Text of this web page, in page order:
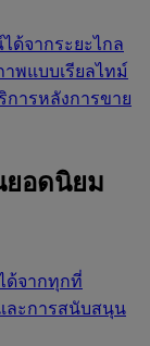
ด้จากระยะไกล
พแบบเรียลไทม์
การหลังการขาย
อดนิยม
ด้จากทุกที่
ละการสนับสนุน